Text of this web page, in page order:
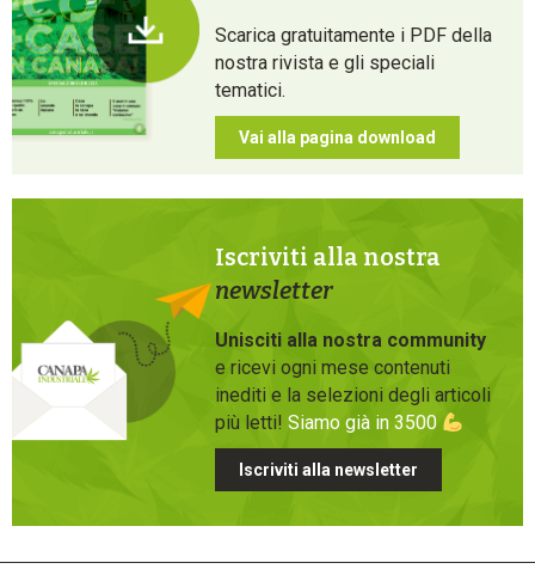
Scarica gratuitamente i PDF della
nostra rivista e gli speciali
tematici.
Vai alla pagina download
Iscriviti alla nostra
newsletter
Unisciti alla nostra community
e ricevi ogni mese contenuti
inediti e la selezioni degli articoli
più letti! Siamo già in 3500
Iscriviti alla newsletter